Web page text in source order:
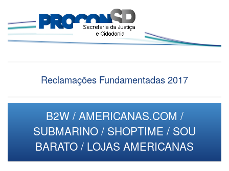
Reclamações Fundamentadas 2017
B2W / AMERICANAS.COM /
SUBMARINO / SHOPTIME / SOU
BARATO / LOJAS AMERICANAS